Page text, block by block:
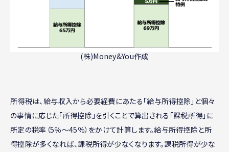
(株)Money&You作成
所得税は、給与収入から必要経費にあたる「給与所得控除」と個々
の事情に応じた「所得控除」を引くことで算出される「課税所得」に
所定の税率（5％〜45％）をかけて計算します。給与所得控除と所
得控除が多くなれば、課税所得が少なくなります。課税所得が少な